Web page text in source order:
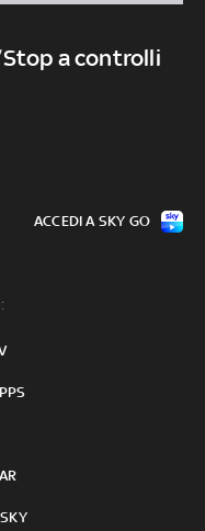
a controlli
ACCEDI A SKY GO